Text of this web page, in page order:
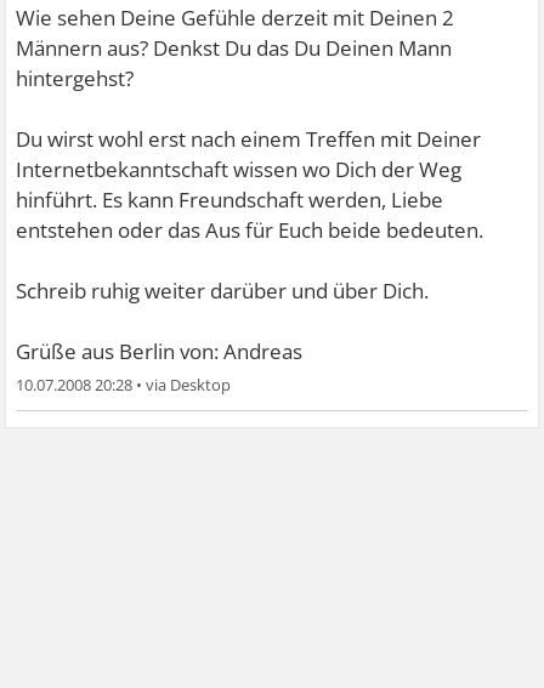
Wie sehen Deine Gefühle derzeit mit Deinen 2
Männern aus? Denkst Du das Du Deinen Mann
hintergehst?
Du wirst wohl erst nach einem Treffen mit Deiner
Internetbekanntschaft wissen wo Dich der Weg
hinführt. Es kann Freundschaft werden, Liebe
entstehen oder das Aus für Euch beide bedeuten.
Schreib ruhig weiter darüber und über Dich.
Grüße aus Berlin von: Andreas
10.07.2008 20:28 •